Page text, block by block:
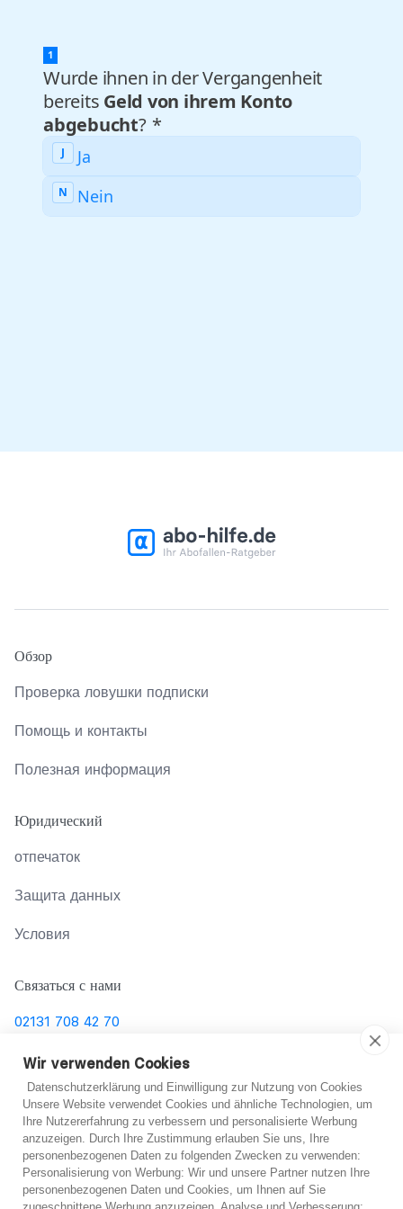
Не уверен?
Обзор
Проверка ловушки подписки
Помощь и контакты
Полезная информация
Юридический
отпечаток
Защита данных
Условия
Связаться с нами
02131 708 42 70
support@abo-hilfe.de
© 2021 abo-hilfe.de
*Примечание: abo-hilfe.de представляет собой
информационный веб-сайт. Потребитель получает
Wir verwenden Cookies
Datenschutzerklärung und Einwilligung zur Nutzung von Cookies
Unsere Website verwendet Cookies und ähnliche Technologien, um
Ihre Nutzererfahrung zu verbessern und personalisierte Werbung
anzuzeigen. Durch Ihre Zustimmung erlauben Sie uns, Ihre
personenbezogenen Daten zu folgenden Zwecken zu verwenden:
Personalisierung von Werbung: Wir und unsere Partner nutzen Ihre
personenbezogenen Daten und Cookies, um Ihnen auf Sie